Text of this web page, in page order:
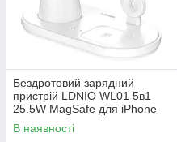
Бездротовий зарядний
пристрій LDNIO WL01 5в1
25.5W MagSafe для iPhone
AirPods iWatch регульована
підставка LED
В наявності